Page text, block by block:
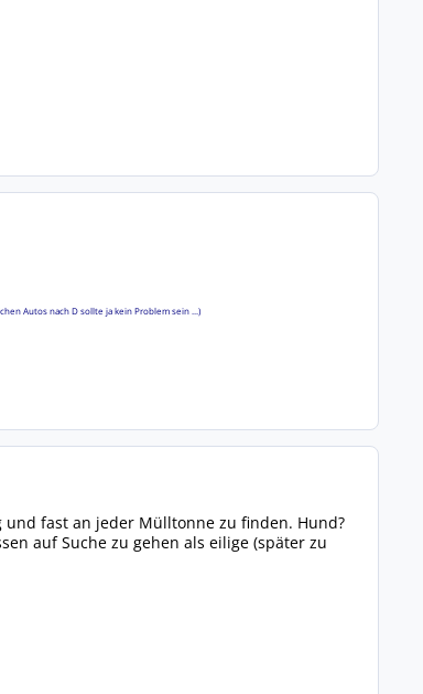
Autos nach D sollte ja kein Problem sein ...)
fast an jeder Mülltonne zu finden. Hund?
auf Suche zu gehen als eilige (später zu